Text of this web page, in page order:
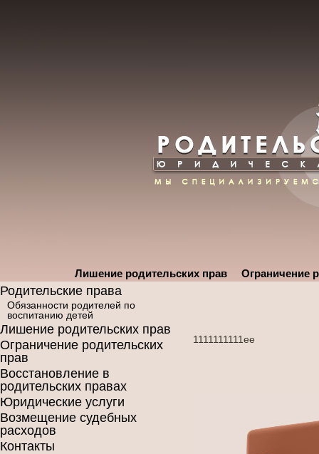
Ограничение
Лишение родительских прав
Родительские права
Обязанности родителей по
воспитанию детей
Лишение родительских прав
Ограничение родительских
прав
Восстановление в
родительских правах
Юридические услуги
Возмещение судебных
расходов
Контакты
1111111111ее